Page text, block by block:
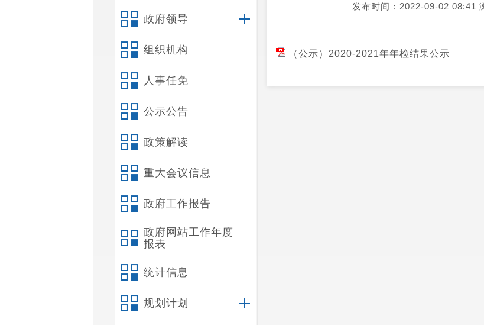
政府领导
组织机构
人事任免
公示公告
政策解读
重大会议信息
政府工作报告
政府网站工作年度
报表
统计信息
规划计划
发布时间：2022-09-02 08:41
（公示）2020-2021年年检结果公示